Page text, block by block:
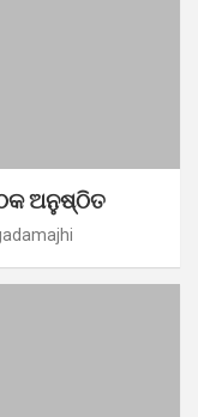
ଅନୁଷ୍ଠିତ